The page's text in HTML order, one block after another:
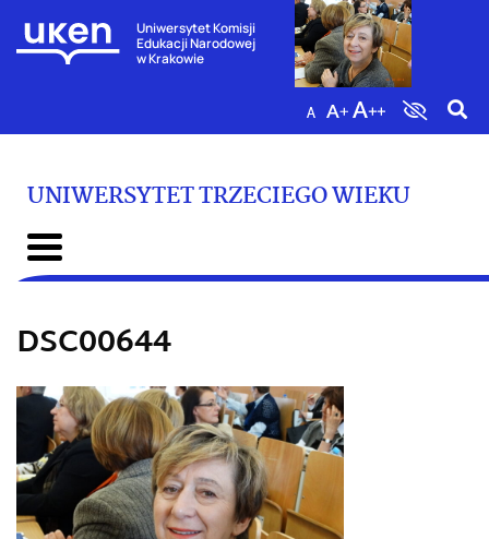
Uniwersytet Komisji
Edukacji Narodowej
w Krakowie
UNIWERSYTET TRZECIEGO WIEKU
DSC00644